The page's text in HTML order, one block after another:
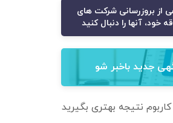
از بروزرسانی شرکت های
خود، آنها را دنبال کنید
جدید باخبر شو
کاربوم نتیجه بهتری بگیرید